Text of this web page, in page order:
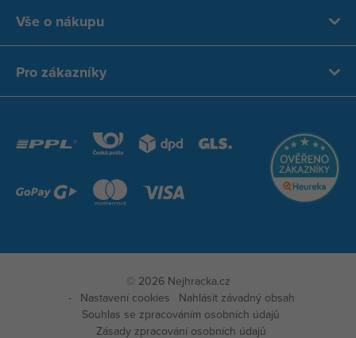
Vše o nákupu
Pro zákazníky
© 2026 Nejhracka.cz
Nastavení cookies
Nahlásit závadný obsah
Souhlas se zpracováním osobních údajů
Zásady zpracování osobních údajů